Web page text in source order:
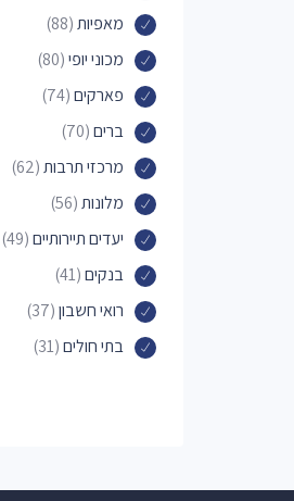
מאפיות(88)
מכוני יופי(80)
פארקים(74)
ברים(70)
מרכזי תרבות(62)
מלונות(56)
יעדים תיירותיים(49)
בנקים(41)
רואי חשבון(37)
בתי חולים(31)
בתי קברות(26)